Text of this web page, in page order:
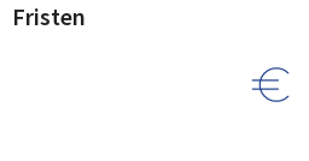
Fristen